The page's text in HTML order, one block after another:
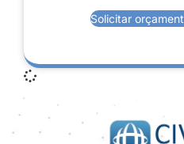
Solicitar